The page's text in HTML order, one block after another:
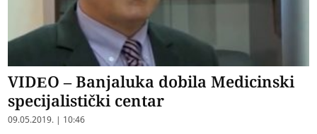
VIDEO – Banjaluka dobila Medicinski
specijalistički centar
09.05.2019. | 10:46